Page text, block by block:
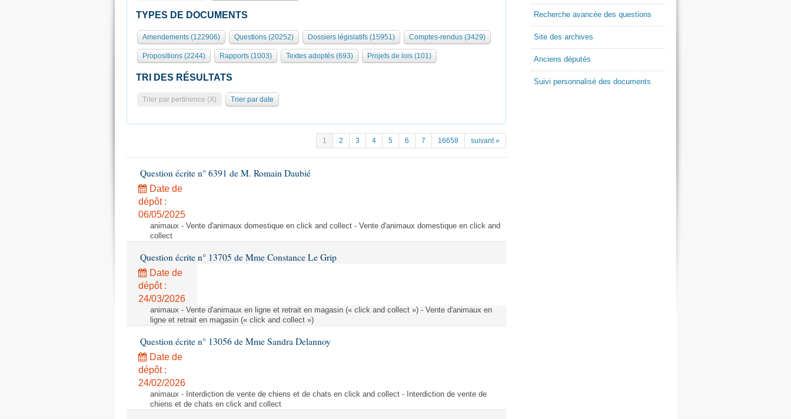
TYPES DE DOCUMENTS
Amendements (122906) Questions (20252) Dossiers législatifs (15951) Comptes-rendus (3429)
Propositions (2244) Rapports (1003) Textes adoptés (693) Projets de lois (101)
TRI DES RÉSULTATS
Trier par pertinence (X) Trier par date
1 2 3 4 5 6 7 16658 suivant »
Question écrite n° 6391 de M. Romain Daubié
Date de
dépôt :
06/05/2025
animaux - Vente d'animaux domestique en click and collect - Vente d'animaux domestique en click and
collect
Question écrite n° 13705 de Mme Constance Le Grip
Date de
dépôt :
24/03/2026
animaux - Vente d'animaux en ligne et retrait en magasin (« click and collect ») - Vente d'animaux en
ligne et retrait en magasin (« click and collect »)
Question écrite n° 13056 de Mme Sandra Delannoy
Date de
dépôt :
24/02/2026
animaux - Interdiction de vente de chiens et de chats en click and collect - Interdiction de vente de
chiens et de chats en click and collect
Recherche avancée des questions
Site des archives
Anciens députés
Suivi personnalisé des documents